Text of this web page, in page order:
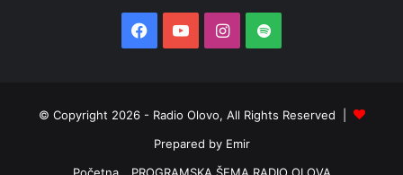
Facebook
YouTubeInstagram
Spotify
© Copyright 2026 - Radio Olovo, All Rights Reserved |
Prepared by Emir
Početna
PROGRAMSKA ŠEMA RADIO OLOVA